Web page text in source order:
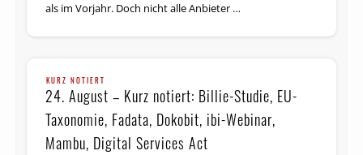
als im Vorjahr. Doch nicht alle Anbieter …
KURZ NOTIERT
24. August – Kurz notiert: Billie-Studie, EU-
Tax­o­no­mie, Fadata, Dokobit, ibi-Webinar,
Mambu, Digital Services Act